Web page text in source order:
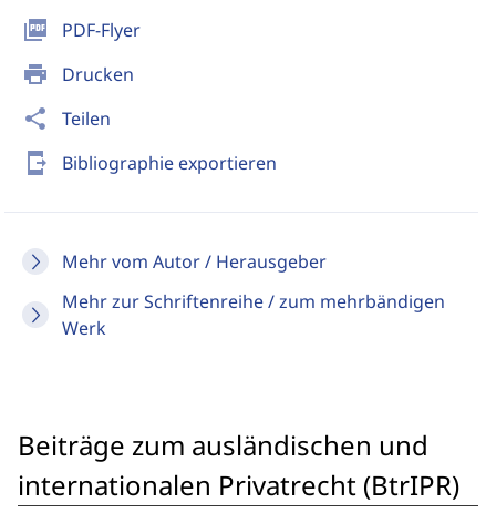
picture_as_pdf PDF-Flyer
print Drucken
share Teilen
send_to_mobile Bibliographie exportieren
Mehr vom Autor / Herausgeber
Mehr zur Schriftenreihe / zum mehrbändigen
Werk
Beiträge zum ausländischen und
internationalen Privatrecht (BtrIPR)